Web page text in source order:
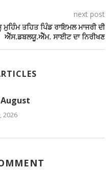
next post
ਤਹਿਤ ਪਿੰਡ ਰਾਇਮਲ ਮਾਜਰੀ ਦੀ
ਐੱਸ.ਡਬਲਯੂ.ਐੱਮ. ਸਾਈਟ ਦਾ ਨਿਰੀਖਣ
2026